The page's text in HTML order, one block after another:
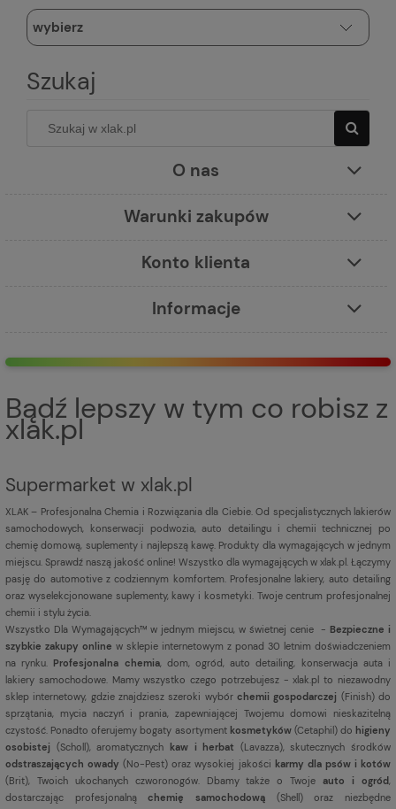
Szukaj
O nas
Warunki zakupów
Konto klienta
Informacje
Bądź lepszy w tym co robisz z
xlak.pl
Supermarket w xlak.pl
XLAK – Profesjonalna Chemia i Rozwiązania dla Ciebie. Od specjalistycznych lakierów
samochodowych, konserwacji podwozia, auto detailingu i chemii technicznej po
chemię domową, suplementy i najlepszą kawę. Produkty dla wymagających w jednym
miejscu. Sprawdź naszą jakość online! Wszystko dla wymagających w xlak.pl. Łączymy
pasję do automotive z codziennym komfortem. Profesjonalne lakiery, auto detailing
oraz wyselekcjonowane suplementy, kawy i kosmetyki. Twoje centrum profesjonalnej
chemii i stylu życia.
Wszystko Dla Wymagających™ w jednym miejscu, w świetnej cenie - Bezpieczne i
szybkie zakupy online w sklepie internetowym z ponad 30 letnim doświadczeniem
na rynku. Profesjonalna chemia, dom, ogród, auto detailing, konserwacja auta i
lakiery samochodowe. Mamy wszystko czego potrzebujesz - xlak.pl to niezawodny
sklep internetowy, gdzie znajdziesz szeroki wybórchemii gospodarczej (Finish) do
sprzątania, mycia naczyń i prania, zapewniającej Twojemu domowi nieskazitelną
czystość. Ponadto oferujemy bogaty asortyment kosmetyków (Cetaphil) do higieny
osobistej (Scholl), aromatycznych kaw i herbat (Lavazza), skutecznych środków
odstraszających owady(No-Pest) oraz wysokiej jakości karmy dla psów i kotów
(Brit), Twoich ukochanych czworonogów. Dbamy także o Twojeauto i ogród
dostarczając profesjonalnąchemię samochodową (Shell) oraz niezbędne